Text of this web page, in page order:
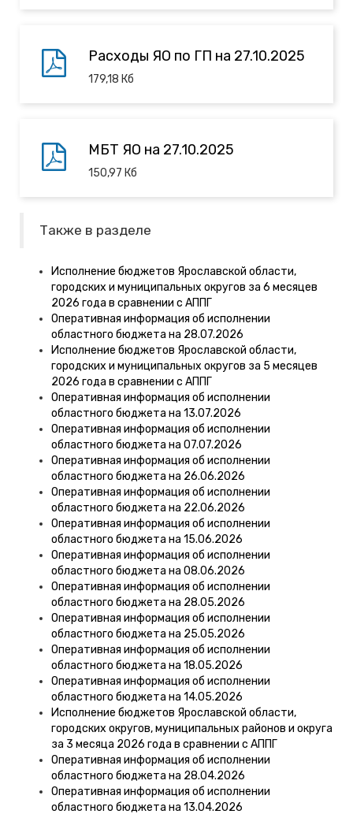
Расходы ЯО по ГП на 27.10.2025
179,18 Кб
МБТ ЯО на 27.10.2025
150,97 Кб
Также в разделе
Исполнение бюджетов Ярославской области,
городских и муниципальных округов за 6 месяцев
2026 года в сравнении с АППГ
Оперативная информация об исполнении
областного бюджета на 28.07.2026
Исполнение бюджетов Ярославской области,
городских и муниципальных округов за 5 месяцев
2026 года в сравнении с АППГ
Оперативная информация об исполнении
областного бюджета на 13.07.2026
Оперативная информация об исполнении
областного бюджета на 07.07.2026
Оперативная информация об исполнении
областного бюджета на 26.06.2026
Оперативная информация об исполнении
областного бюджета на 22.06.2026
Оперативная информация об исполнении
областного бюджета на 15.06.2026
Оперативная информация об исполнении
областного бюджета на 08.06.2026
Оперативная информация об исполнении
областного бюджета на 28.05.2026
Оперативная информация об исполнении
областного бюджета на 25.05.2026
Оперативная информация об исполнении
областного бюджета на 18.05.2026
Оперативная информация об исполнении
областного бюджета на 14.05.2026
Исполнение бюджетов Ярославской области,
городских округов, муниципальных районов и округа
за 3 месяца 2026 года в сравнении с АППГ
Оперативная информация об исполнении
областного бюджета на 28.04.2026
Оперативная информация об исполнении
областного бюджета на 13.04.2026